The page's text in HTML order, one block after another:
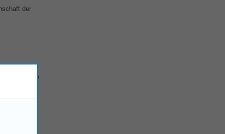
der
technische